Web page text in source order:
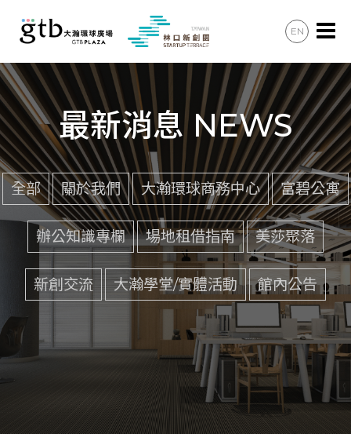
辦公會議
住宿住宅
美食購物
共享空間
最新消息
加入會員
聯絡諮詢
交通資訊
EN
最新消息 NEWS
全部 關於我們 大瀚環球商務中心 富碧公寓
辦公知識專欄 場地租借指南 美莎聚落
新創交流 大瀚學堂/實體活動 館內公告